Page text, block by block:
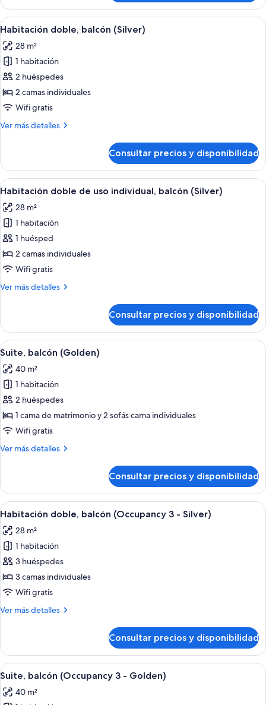
balcón
Deluxe
doble
de
individual,
balcón
Abrir
todas
las
fotos
de
Habitación
doble,
(Silver)
Habitación de hotel moderna con
6
Habitación doble, balcón (Silver)
28 m²
1 habitación
2 huéspedes
2 camas individuales
Wifi gratis
Ver más detalles
Más
doble,
balcón
(Silver)
Consultar precios y disponibilidad
Abrir
todas
las
fotos
de
Habitación
doble
uso
(Silver)
Habitación de hotel moderna con
6
Habitación doble de uso individual, balcón (Silver)
28 m²
1 habitación
1 huésped
2 camas individuales
Wifi gratis
Ver más detalles
Más
doble
de
uso
balcón
(Silver)
Consultar precios y disponibilidad
Abrir
todas
las
fotos
de
Suite,
balcón
Una habitación de hotel moderna
18
Suite, balcón (Golden)
40 m²
1 habitación
2 huéspedes
1 cama de matrimonio y 2 sofás cama individuales
Wifi gratis
Ver más detalles
Más
balcón
(Golden)
Consultar precios y disponibilidad
Abrir
todas
las
fotos
de
Habitación
doble,
(Occupancy
Silver)
Habitación de hotel moderna con
6
Habitación doble, balcón (Occupancy 3 - Silver)
28 m²
1 habitación
3 huéspedes
3 camas individuales
Wifi gratis
Ver más detalles
Más
doble,
balcón
(Occupancy
Consultar precios y disponibilidad
Abrir
todas
las
Una habitación de hotel moderna
11
Suite, balcón (Occupancy 3 - Golden)
40 m²